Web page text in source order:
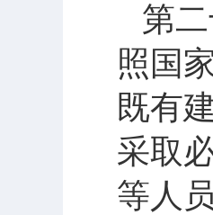
第
照国
既有
采取
等人